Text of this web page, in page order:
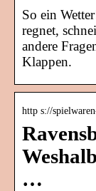
So ein
regnet,
andere
Klappen.
http s://
…